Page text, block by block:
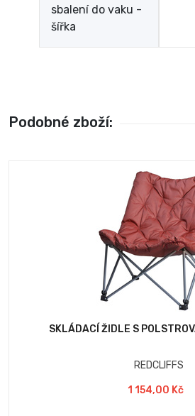
sbalení do vaku -
šířka
Podobné zboží:
SKLÁDACÍ ŽIDLE S
REDCLIFFS
1 154,00 Kč